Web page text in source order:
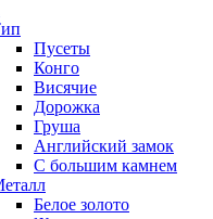
Пусеты
Конго
Висячие
Дорожка
Груша
Английский замок
С большим камнем
Белое золото